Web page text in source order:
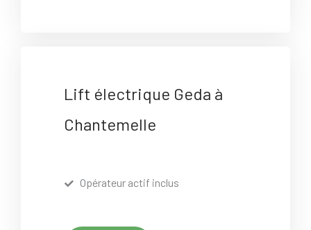
Lift électrique Geda à
Chantemelle
Opérateur actif inclus